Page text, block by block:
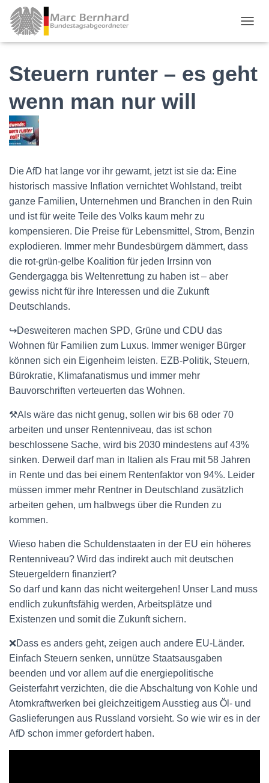
Steuern runter – es geht
wenn man nur will
Die AfD hat lange vor ihr gewarnt, jetzt ist sie da: Eine
historisch massive Inflation vernichtet Wohlstand, treibt
ganze Familien, Unternehmen und Branchen in den Ruin
und ist für weite Teile des Volks kaum mehr zu
kompensieren. Die Preise für Lebensmittel, Strom, Benzin
explodieren. Immer mehr Bundesbürgern dämmert, dass
die rot-grün-gelbe Koalition für jeden Irrsinn von
Gendergagga bis Weltenrettung zu haben ist – aber
gewiss nicht für ihre Interessen und die Zukunft
Deutschlands.
↪️Desweiteren machen SPD, Grüne und CDU das
Wohnen für Familien zum Luxus. Immer weniger Bürger
können sich ein Eigenheim leisten. EZB-Politik, Steuern,
Bürokratie, Klimafanatismus und immer mehr
Bauvorschriften verteuerten das Wohnen.
⚒️Als wäre das nicht genug, sollen wir bis 68 oder 70
arbeiten und unser Rentenniveau, das ist schon
beschlossene Sache, wird bis 2030 mindestens auf 43%
sinken. Derweil darf man in Italien als Frau mit 58 Jahren
in Rente und das bei einem Rentenfaktor von 94%. Leider
müssen immer mehr Rentner in Deutschland zusätzlich
arbeiten gehen, um halbwegs über die Runden zu
kommen.
Wieso haben die Schuldenstaaten in der EU ein höheres
Rentenniveau? Wird das indirekt auch mit deutschen
Steuergeldern finanziert?
So darf und kann das nicht weitergehen! Unser Land muss
endlich zukunftsfähig werden, Arbeitsplätze und
Existenzen und somit die Zukunft sichern.
❌Dass es anders geht, zeigen auch andere EU-Länder.
Einfach Steuern senken, unnütze Staatsausgaben
beenden und vor allem auf die energiepolitische
Geisterfahrt verzichten, die die Abschaltung von Kohle und
Atomkraftwerken bei gleichzeitigem Ausstieg aus Öl- und
Gaslieferungen aus Russland vorsieht. So wie wir es in der
AfD schon immer gefordert haben.